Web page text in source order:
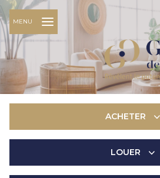
MENU
ACHETER
De l'immo pro
LOUER